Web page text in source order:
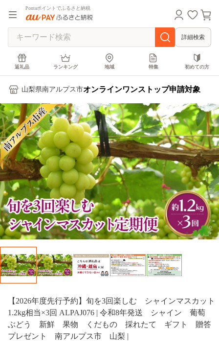
Pontaポイントでふるさと納税
詳細検索
返礼品 ランキング 地域 特集 初めての方
山梨県南アルプス市オンラインワンストップ申請対象
【2026年度先行予約】旬を3回楽しむ シャインマスカット
1.2kg相当×3回 ALPAJ076 | 令和8年発送 シャイン 葡萄
ぶどう 新鮮 果物 くだもの 採れたて ギフト 贈答
プレゼント 南アルプス市 山梨 |